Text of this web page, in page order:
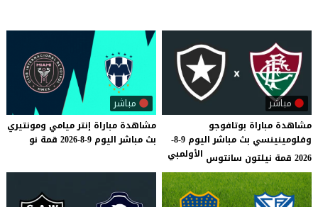
مباشر
مشاهدة مباراة بوتافوجو
وفلومينينسي بث مباشر اليوم 9-8-
2026 قمة نيلتون سانتوس
الأولمبي
مباشر
مشاهدة مباراة إنترميامي ومونتيري
بث مباشر اليوم 9-8-2026 قمة نو